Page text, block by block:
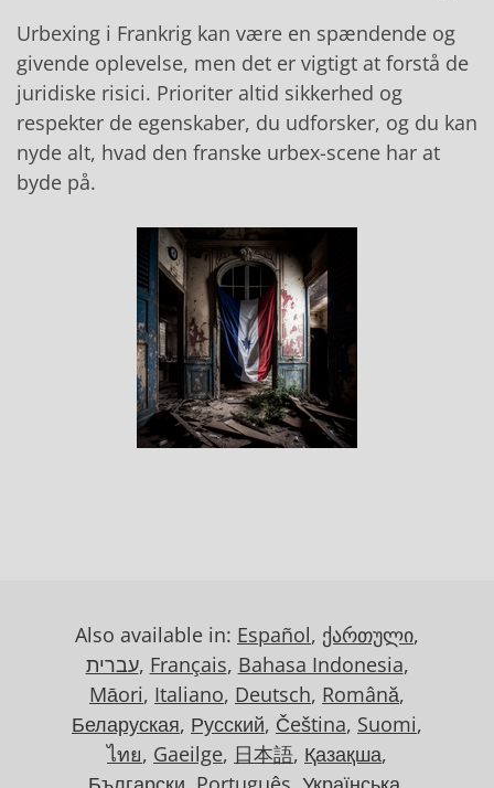
Urbexing i Frankrig kan være en spændende og
givende oplevelse, men det er vigtigt at forstå de
juridiske risici. Prioriter altid sikkerhed og
respekter de egenskaber, du udforsker, og du kan
nyde alt, hvad den franske urbex-scene har at
byde på.
Also available in: Español, ქართული,
עברית, Français, Bahasa Indonesia,
Māori, Italiano, Deutsch, Română,
Беларуская, Русский, Čeština, Suomi,
ไทย, Gaeilge, 日本語, Қазақша,